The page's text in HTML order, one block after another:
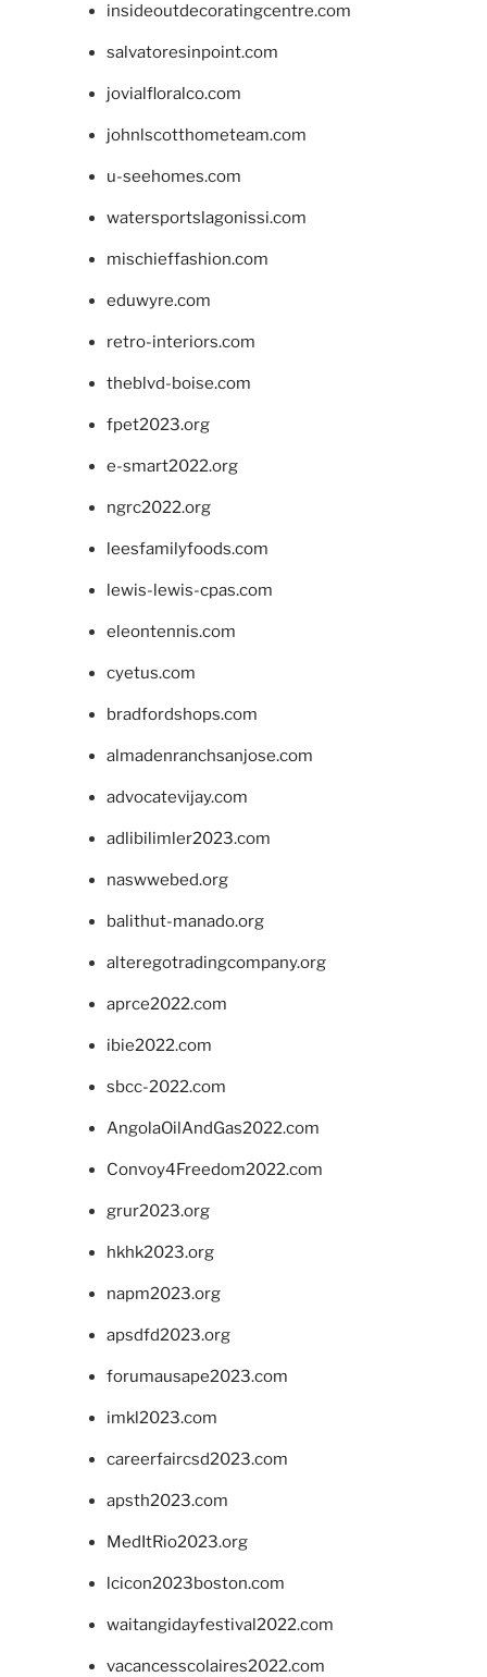
insideoutdecoratingcentre.com
salvatoresinpoint.com
jovialfloralco.com
johnlscotthometeam.com
u-seehomes.com
watersportslagonissi.com
mischieffashion.com
eduwyre.com
retro-interiors.com
theblvd-boise.com
fpet2023.org
e-smart2022.org
ngrc2022.org
leesfamilyfoods.com
lewis-lewis-cpas.com
eleontennis.com
cyetus.com
bradfordshops.com
almadenranchsanjose.com
advocatevijay.com
adlibilimler2023.com
naswwebed.org
balithut-manado.org
alteregotradingcompany.org
aprce2022.com
ibie2022.com
sbcc-2022.com
AngolaOilAndGas2022.com
Convoy4Freedom2022.com
grur2023.org
hkhk2023.org
napm2023.org
apsdfd2023.org
forumausape2023.com
imkl2023.com
careerfaircsd2023.com
apsth2023.com
MedItRio2023.org
lcicon2023boston.com
waitangidayfestival2022.com
vacancesscolaires2022.com